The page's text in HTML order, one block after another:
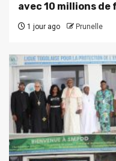
avec 10 millions de
1 jour ago Prunelle